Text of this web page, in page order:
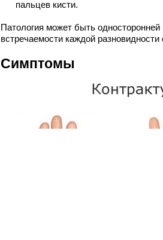
пальцев кисти.
Патология может быть односторонней
встречаемости каждой разновидности
Симптомы